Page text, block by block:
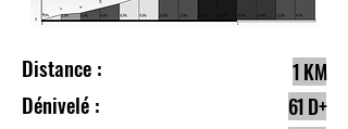
Distance :
Dénivelé :
1 KM
61 D+